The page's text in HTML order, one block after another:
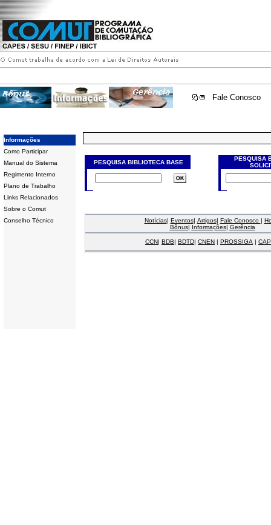
Fale Conosco
Informações
Como Participar
Manual do Sistema
Regimento Interno
Plano de Trabalho
Links Relacionados
Sobre o Comut
Conselho Técnico
PESQUISA BIBLIOTECA BASE
PESQUISA
Notícias| Eventos| Artigos| Fale Conosco |
Bônus| Informações| Gerência
CCN| BDB| BDTD| CNEN | PROSSIGA |